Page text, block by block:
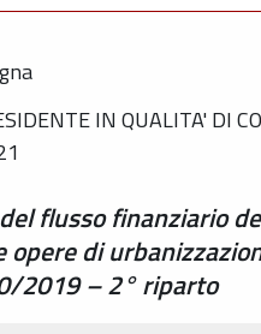
IN QUALITA' DI
flusso finanziario
opere di
2019 – 2° riparto